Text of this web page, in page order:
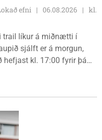
efni 06.08.2026
kl.
trail líkur á miðnætti í
sjálft er á morgun,
hefjast kl. 17:00 fyrir þá
kl. 18:00 fyrir 12 km
í mark þannig